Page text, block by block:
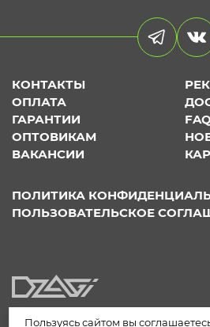
КОНТАКТЫ
ОПЛАТА
ГАРАНТИИ
FAQ
ОПТОВИКАМ
ВАКАНСИИ
ПОЛИТИКА
ПОЛЬЗОВАТЕЛЬСКОЕ
Пользуясь сайтом вы